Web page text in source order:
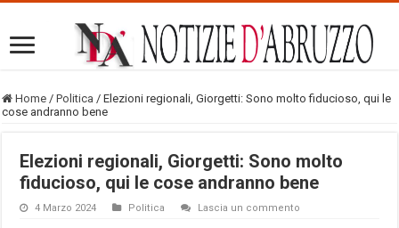
Home / Politica / Elezioni regionali, Giorgetti: Sono molto fiducioso, qui le
cose andranno bene
Elezioni regionali, Giorgetti: Sono molto
fiducioso, qui le cose andranno bene
4 Marzo 2024 Politica Lascia un commento